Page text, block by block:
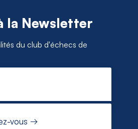
la Newsletter
du club d'échecs de